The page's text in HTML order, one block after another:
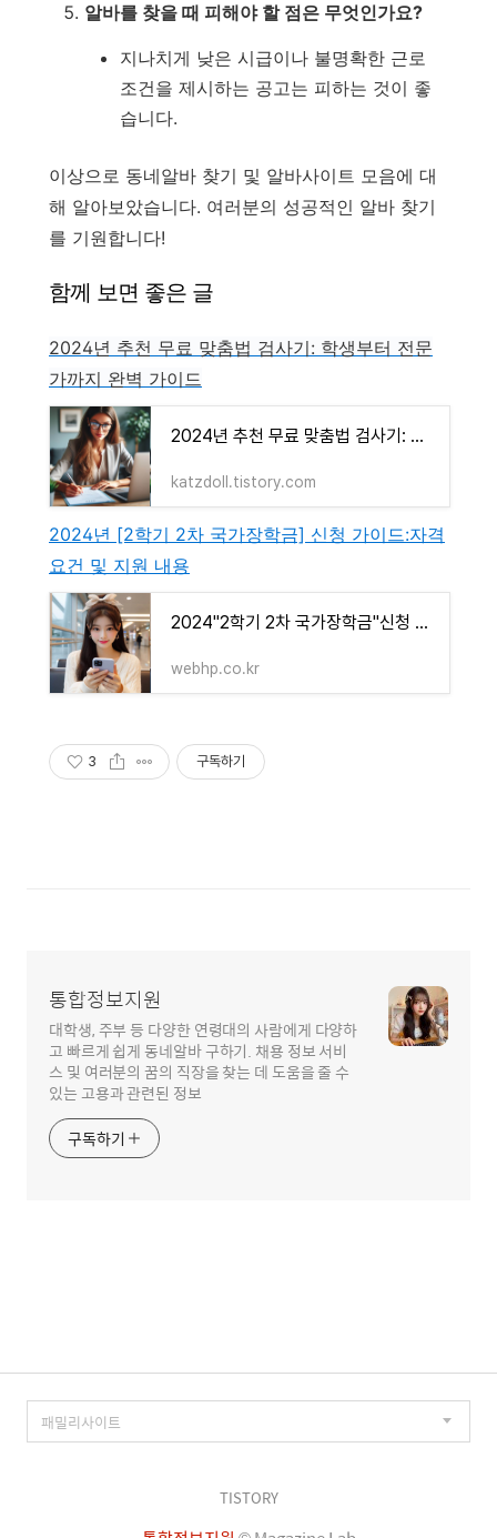
알바를 찾을 때 피해야 할 점은 무엇인가요?
지나치게 낮은 시급이나 불명확한 근로
조건을 제시하는 공고는 피하는 것이 좋
습니다.
이상으로 동네알바 찾기 및 알바사이트 모음에 대
해 알아보았습니다. 여러분의 성공적인 알바 찾기
를 기원합니다!
함께 보면 좋은 글
2024년 추천 무료 맞춤법 검사기: 학생부터 전문
가까지 완벽 가이드
2024년 추천 무료 맞춤법 검사기: 학생부터 전문가까지 완벽 가이드
katzdoll.tistory.com
2024년 [2학기 2차 국가장학금] 신청 가이드:자격
요건 및 지원 내용
2024"2학기 2차 국가장학금"신청 가이드: 자격 요건 및 지원 내용
webhp.co.kr
3 구독하기
통합정보지원
대학생, 주부 등 다양한 연령대의 사람에게 다양하
고 빠르게 쉽게 동네알바 구하기. 채용 정보 서비
스 및 여러분의 꿈의 직장을 찾는 데 도움을 줄 수
있는 고용과 관련된 정보
구독하기
TISTORY